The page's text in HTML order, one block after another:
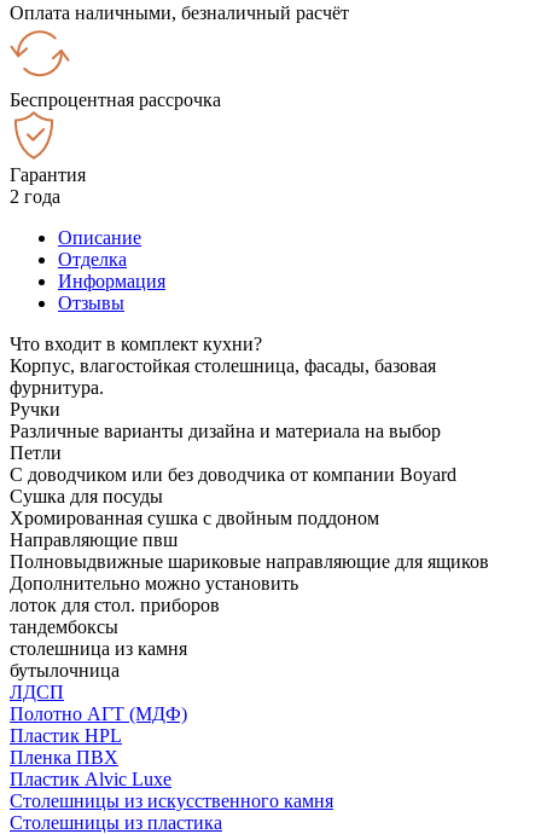
Оплата наличными, безналичный расчёт
Беспроцентная рассрочка
Гарантия
2 года
Описание
Отделка
Информация
Отзывы
Что входит в комплект кухни?
Корпус, влагостойкая столешница, фасады, базовая
фурнитура.
Ручки
Различные варианты дизайна и материала на выбор
Петли
С доводчиком или без доводчика от компании Boyard
Сушка для посуды
Хромированная сушка с двойным поддоном
Направляющие пвш
Полновыдвижные шариковые направляющие для ящиков
Дополнительно можно установить
лоток для стол. приборов
тандембоксы
столешница из камня
бутылочница
ЛДСП
Полотно АГТ (МДФ)
Пластик HPL
Пленка ПВХ
Пластик Alvic Luxe
Столешницы из искусственного камня
Столешницы из пластика